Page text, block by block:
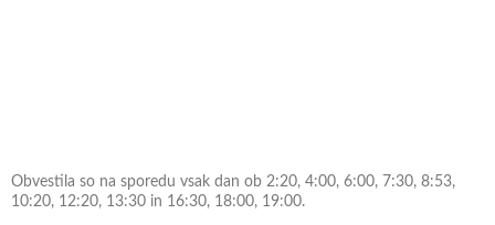
Obvestila so na sporedu vsak dan ob 2:20, 4:00, 6:00, 7:30, 8:53,
10:20, 12:20, 13:30 in 16:30, 18:00, 19:00.